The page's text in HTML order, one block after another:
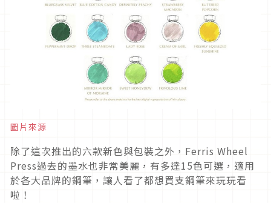
圖片來源
除了這次推出的六款新色與包裝之外，Ferris Wheel
Press過去的墨水也非常美麗，有多達15色可選，適用
於各大品牌的鋼筆，讓人看了都想買支鋼筆來玩玩看
啦！